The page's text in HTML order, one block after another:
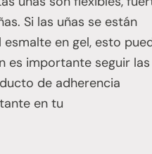
Si las uñas se están
en gel, esto
es importante seguir las
de adherencia
en tu